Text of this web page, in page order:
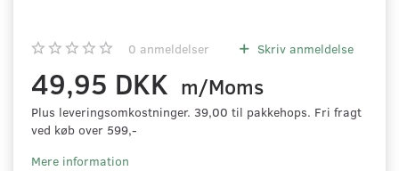
0 anmeldelser Skriv anmeldelse
49,95 DKK m/Moms
Plus leveringsomkostninger. 39,00 til pakkehops. Fri fragt
ved køb over 599,-
Mere information